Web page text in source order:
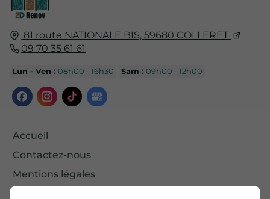
81 route NATIONALE BIS,59680 COLLERET
09 70 35 61 61
Lun - Ven :08h00 - 16h30 Sam :09h00 - 12h00
Accueil
Contactez-nous
Mentions légales